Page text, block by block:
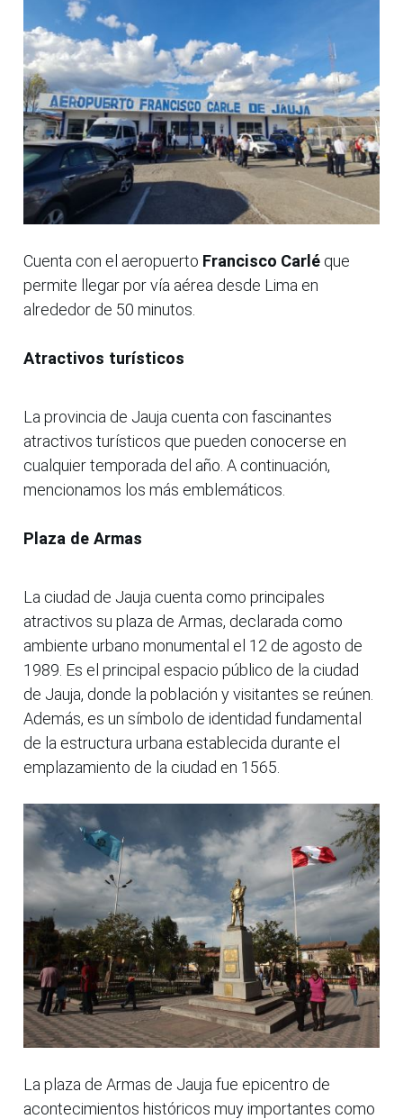
Cuenta con el aeropuerto Francisco Carlé que
permite llegar por vía aérea desde Lima en
alrededor de 50 minutos.
Atractivos turísticos
La provincia de Jauja cuenta con fascinantes
atractivos turísticos que pueden conocerse en
cualquier temporada del año. A continuación,
mencionamos los más emblemáticos.
Plaza de Armas
La ciudad de Jauja cuenta como principales
atractivos su plaza de Armas, declarada como
ambiente urbano monumental el 12 de agosto de
1989. Es el principal espacio público de la ciudad
de Jauja, donde la población y visitantes se reúnen.
Además, es un símbolo de identidad fundamental
de la estructura urbana establecida durante el
emplazamiento de la ciudad en 1565.
La plaza de Armas de Jauja fue epicentro de
acontecimientos históricos muy importantes como